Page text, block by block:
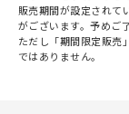
販売期間が設定されて
がございます。予めご
ただし「期間限定販売
ではありません。